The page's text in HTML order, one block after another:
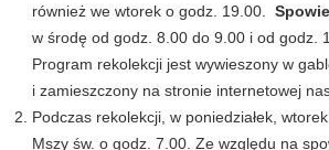
również we wtorek o godz. 19.00.
w środę od godz. 8.00 do 9.00 i od godz.
Program rekolekcji jest wywieszony w
i zamieszczony na stronie internetowej
Podczas rekolekcji, w poniedziałek,
Mszy św. o godz. 7.00. Ze względu na